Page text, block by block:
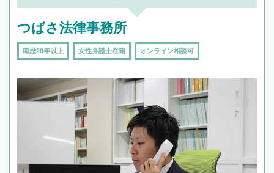
つばさ法律事務所
職歴20年以上 女性弁護士在籍 オンライン相談可